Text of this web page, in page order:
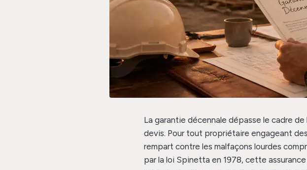
La garantie décennale dépasse le cadre
devis. Pour tout propriétaire engageant
rempart contre les malfaçons lourdes
par la loi Spinetta en 1978, cette